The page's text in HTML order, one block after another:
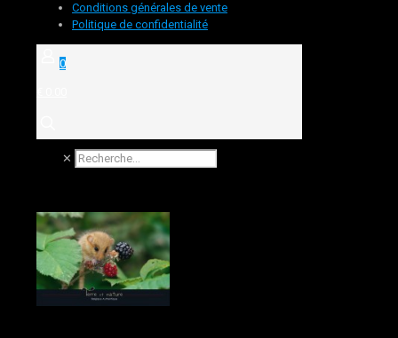
Conditions générales de vente
Politique de confidentialité
0
✕